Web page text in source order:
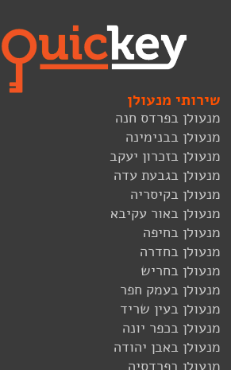
שירותי מנעולן
מנעולן בפרדס חנה
מנעולן בבנימינה
מנעולן בזכרון יעקב
מנעולן בגבעת עדה
מנעולן בקיסריה
מנעולן באור עקיבא
מנעולן בחיפה
מנעולן בחדרה
מנעולן בחריש
מנעולן בעמק חפר
מנעולן בעין שריד
מנעולן בכפר יונה
מנעולן באבן יהודה
מנעולן בפרדסיה